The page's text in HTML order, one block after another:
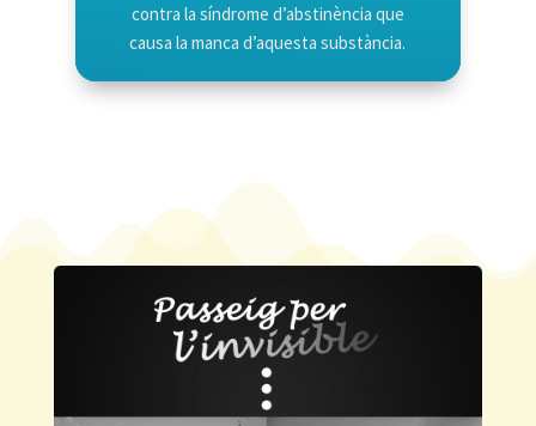
contra la síndrome d’abstinència que
causa la manca d’aquesta substància.